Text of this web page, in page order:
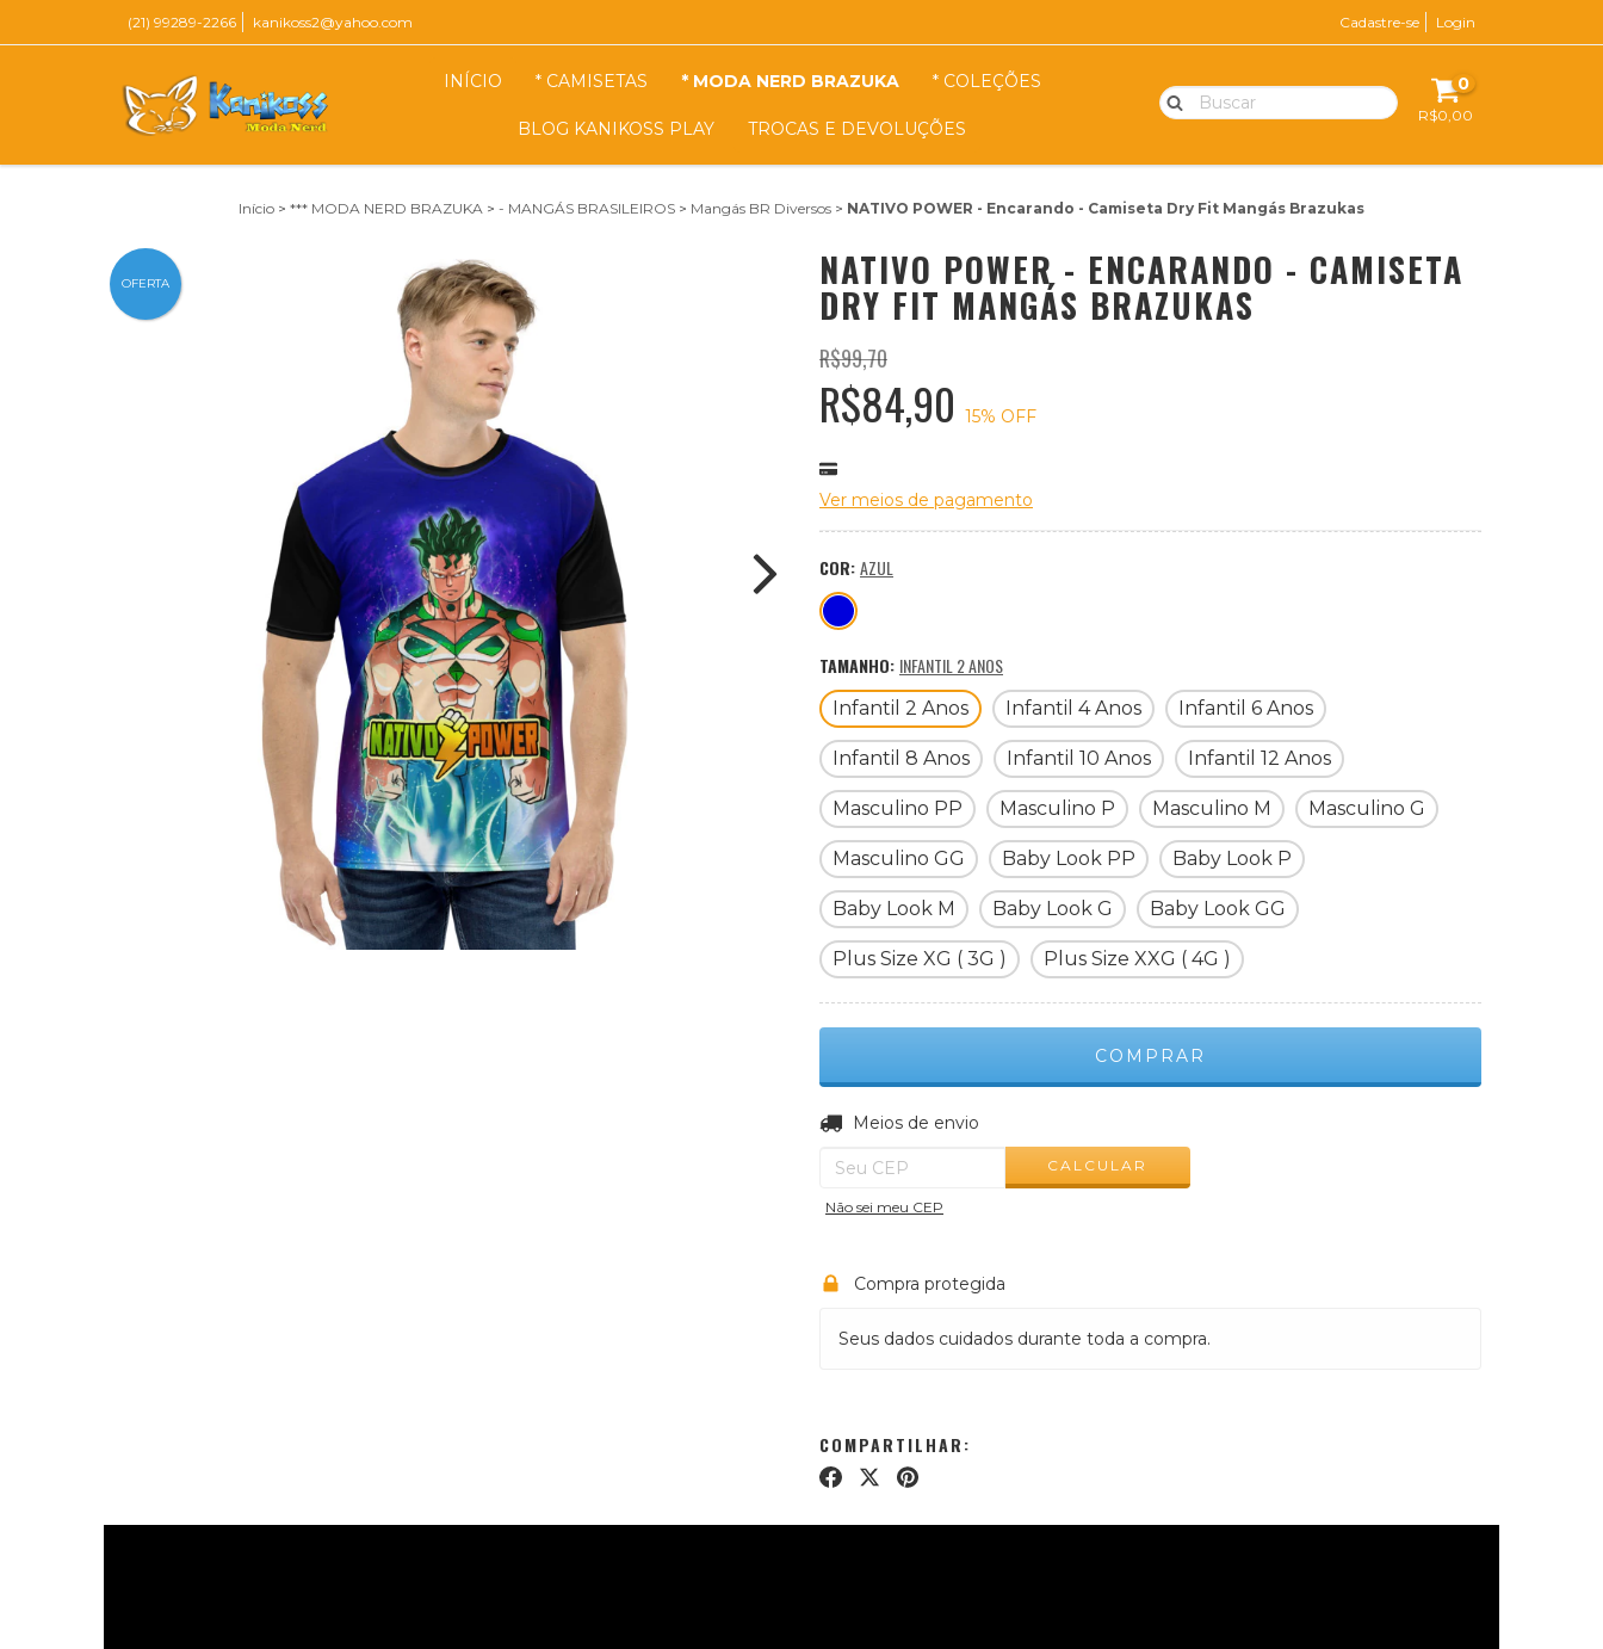
(21) 99289-2266 kanikoss2@yahoo.com Cadastre-se Login
INÍCIO * CAMISETAS * MODA NERD BRAZUKA * COLEÇÕES
BLOG KANIKOSS PLAY TROCAS E DEVOLUÇÕES
0
R$0,00
Início > *** MODA NERD BRAZUKA > - MANGÁS BRASILEIROS > Mangás BR Diversos > NATIVO POWER - Encarando - Camiseta Dry Fit Mangás Brazukas
OFERTA NATIVO POWER - ENCARANDO - CAMISETA
DRY FIT MANGÁS BRAZUKAS
R$99,70
R$84,90 15% OFF
Ver meios de pagamento
COR:AZUL
TAMANHO: INFANTIL 2 ANOS
Infantil 2 Anos Infantil 4 Anos Infantil 6 Anos
Infantil 8 Anos Infantil 10 Anos Infantil 12 Anos
Masculino PP Masculino P Masculino M Masculino G
Masculino GG Baby Look PP Baby Look P
Baby Look M Baby Look G Baby Look GG
Plus Size XG ( 3G ) Plus Size XXG ( 4G )
Entregas para o CEP:
Meios de envio
CALCULAR
Não sei meu CEP
Compra protegida
Seus dados cuidados durante toda a compra.
COMPARTILHAR: